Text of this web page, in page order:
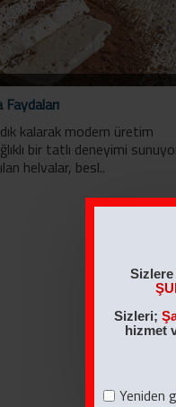
Sizleri;
hizmet
Yeniden
Faydaları
kalarak modern üretim
bir tatlı deneyimi
helvalar, besl..